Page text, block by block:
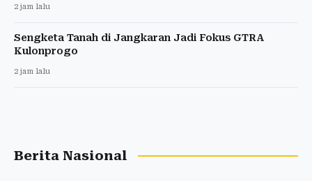
2 jam lalu
Sengketa Tanah di Jangkaran Jadi Fokus GTRA
Kulonprogo
2 jam lalu
Berita Nasional